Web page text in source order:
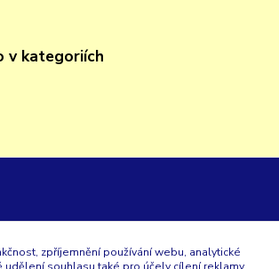
v kategoriích
zpříjemnění používání webu, analytické